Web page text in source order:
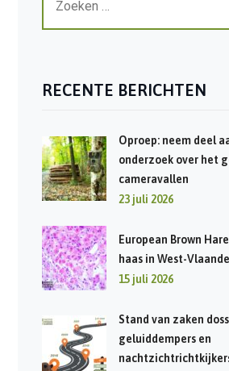
RECENTE BERICHTEN
Oproep: neem deel
onderzoek over het
cameravallen
23 juli 2026
European Brown
haas in West-
15 juli 2026
Stand van zaken
geluiddempers en